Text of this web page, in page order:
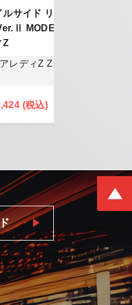
ルサイド リアバンパースポイ
MODEL for Z33 フェア
Z
レディZ Z33 フェアレディ
(税込)